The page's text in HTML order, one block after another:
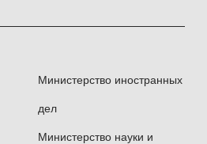
Министерство иностранных
дел
Министерство науки и